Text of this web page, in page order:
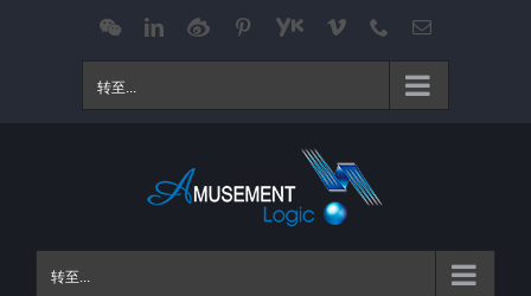
WeChatLinkedIn
Weibo Pinterest
Youku Vimeo Phone电
转至...
转至...